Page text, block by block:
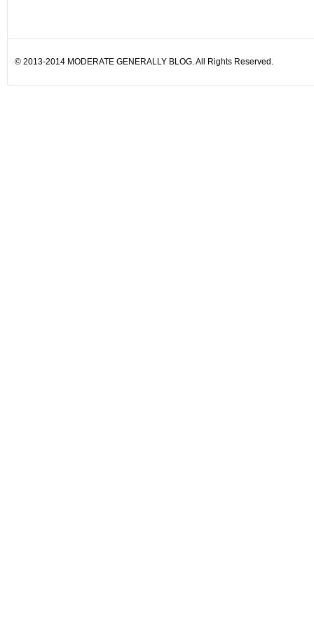
© 2013-2014 MODERATE GENERALLY BLOG. All Rights Reserved.